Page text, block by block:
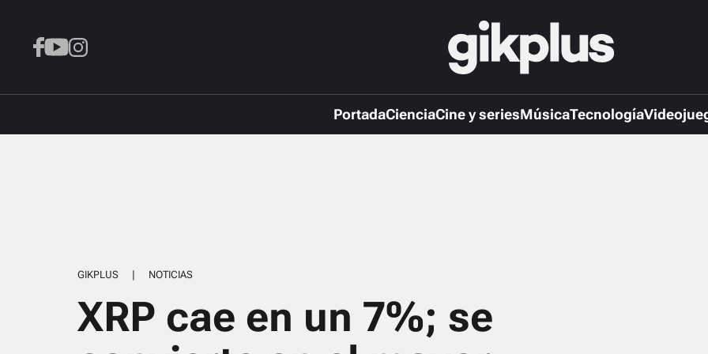
PortadaCienciaCine y seriesMúsicaTecnología
GIKPLUS | NOTICIAS
XRP cae en un 7%; se